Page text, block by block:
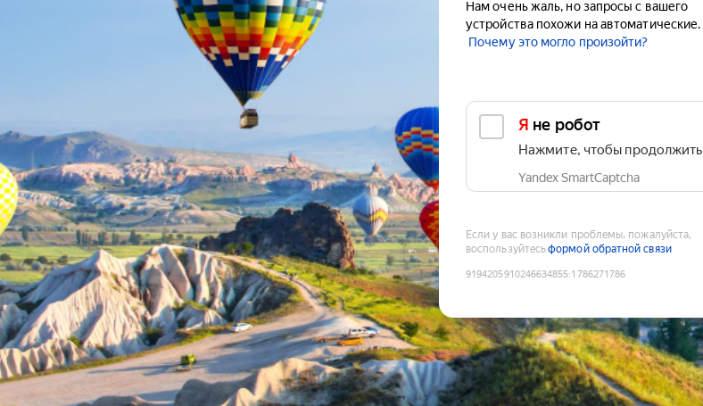
Нам очень жаль, но запросы с вашего
устройства похожи на автоматические.
Почему это могло произойти?
Я не робот
Нажмите, чтобы продолжить
Yandex SmartCaptcha
Если у вас возникли проблемы, пожалуйста,
воспользуйтесьформой обратной связи
9194205910246634855:1786271786